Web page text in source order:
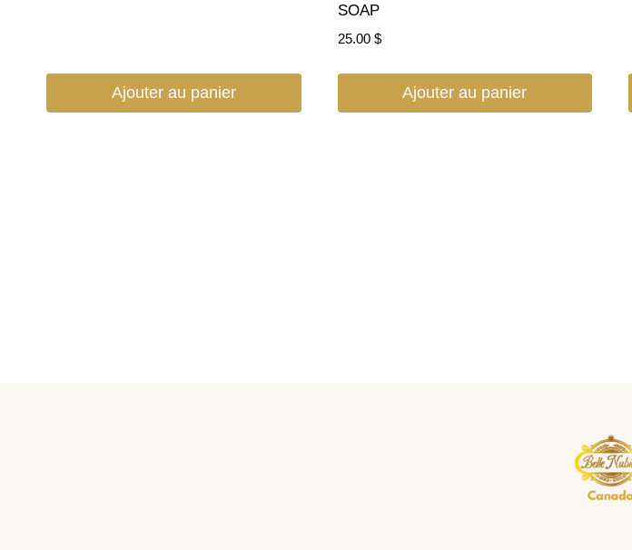
Ajouter au panier
SOAP
25.00 $
Ajouter au panier